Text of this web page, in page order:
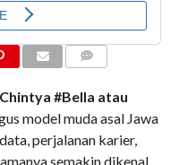
#Bella atau
model muda asal Jawa
perjalanan karier,
semakin dikenal